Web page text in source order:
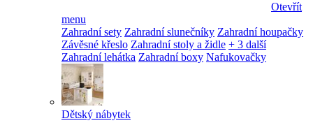
Otevřít
menu
Zahradní sety Zahradní slunečníky Zahradní houpačky
Závěsné křeslo Zahradní stoly a židle + 3 další
Zahradní lehátka Zahradní boxy Nafukovačky
Dětský nábytek